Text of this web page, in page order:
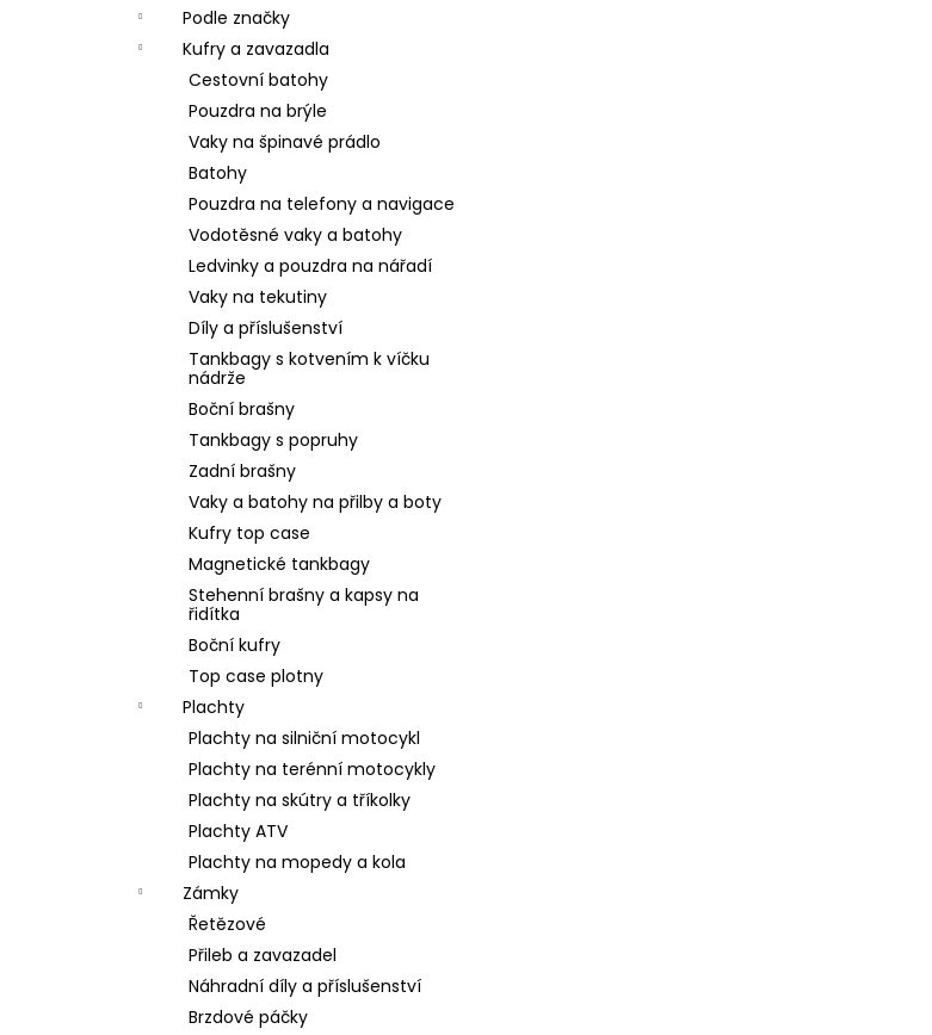
Podle značky
Kufry a zavazadla
Cestovní batohy
Pouzdra na brýle
Vaky na špinavé prádlo
Batohy
Pouzdra na telefony a navigace
Vodotěsné vaky a batohy
Ledvinky a pouzdra na nářadí
Vaky na tekutiny
Díly a příslušenství
Tankbagy s kotvením k víčku
nádrže
Boční brašny
Tankbagy s popruhy
Zadní brašny
Vaky a batohy na přilby a boty
Kufry top case
Magnetické tankbagy
Stehenní brašny a kapsy na
řidítka
Boční kufry
Top case plotny
Plachty
Plachty na silniční motocykl
Plachty na terénní motocykly
Plachty na skútry a tříkolky
Plachty ATV
Plachty na mopedy a kola
Zámky
Řetězové
Přileb a zavazadel
Náhradní díly a příslušenství
Brzdové páčky